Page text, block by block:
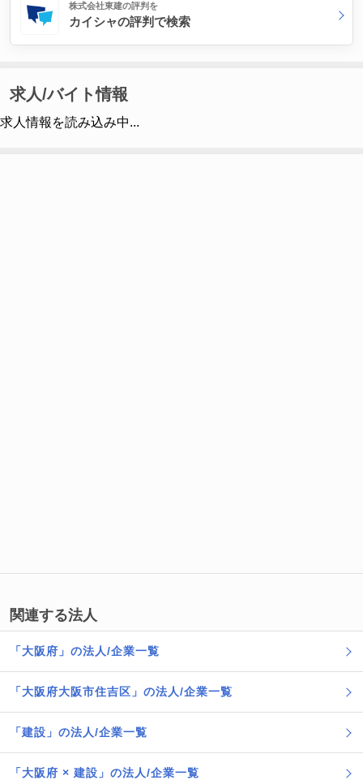
株式会社東建の評判を
カイシャの評判で検索
求人/バイト情報
求人情報を読み込み中...
関連する法人
「大阪府」の法人/企業一覧
「大阪府大阪市住吉区」の法人/企業一覧
「建設」の法人/企業一覧
「大阪府 × 建設」の法人/企業一覧